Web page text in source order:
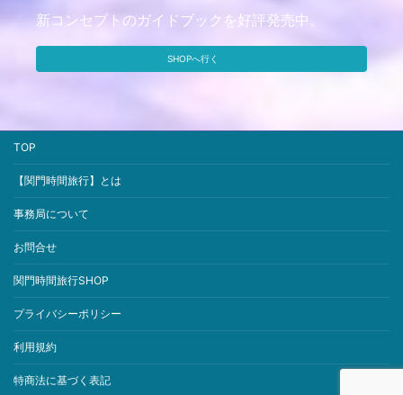
新コンセプトのガイドブックを好評発売中。
SHOPへ行く
TOP
【関門時間旅行】とは
事務局について
お問合せ
関門時間旅行SHOP
プライバシーポリシー
利用規約
特商法に基づく表記